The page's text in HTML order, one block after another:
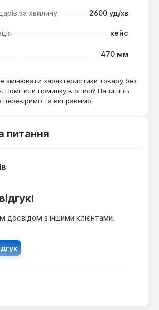
за хвилину 2600 уд/хв
кейс
470 мм
змінювати характеристики товару без
помилку в описі? Напишіть
та виправимо.
питання
досвідом з іншими клієнтами.